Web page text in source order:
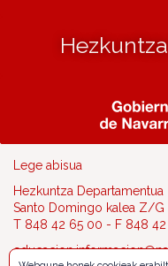
Lege abisua
Hezkuntza Departamentua
Santo Domingo kalea Z/G
T 848 42 65 00 - F 848 42